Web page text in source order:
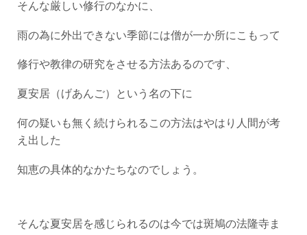
そんな厳しい修行のなかに、
雨の為に外出できない季節には僧が一か所にこもって
修行や教律の研究をさせる方法あるのです、
夏安居（げあんご）という名の下に
何の疑いも無く続けられるこの方法はやはり人間が考
え出した
知恵の具体的なかたちなのでしょう。
そんな夏安居を感じられるのは今では斑鳩の法隆寺ま